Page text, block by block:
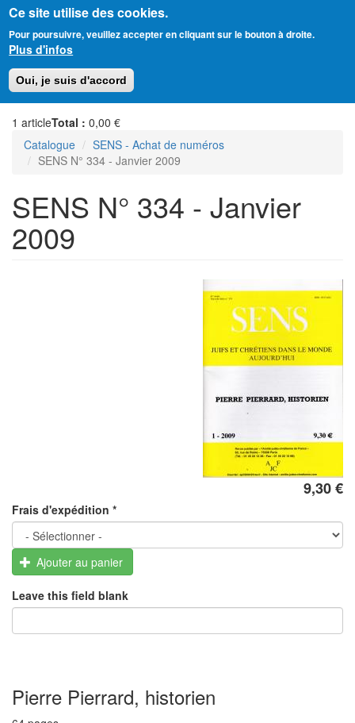
Ce site utilise des cookies.
Pour poursuivre, veuillez accepter en cliquant sur le bouton à droite.
Plus d'infos
Oui, je suis d'accord
au
contenu
principal
Amitié Judéo-Chrétienne de France
1 articleTotal : 0,00 €
Catalogue
SENS - Achat de numéros
SENS N° 334 - Janvier 2009
SENS N° 334 - Janvier
2009
9,30 €
Frais d'expédition *
Ajouter au panier
Leave this field blank
Pierre Pierrard, historien